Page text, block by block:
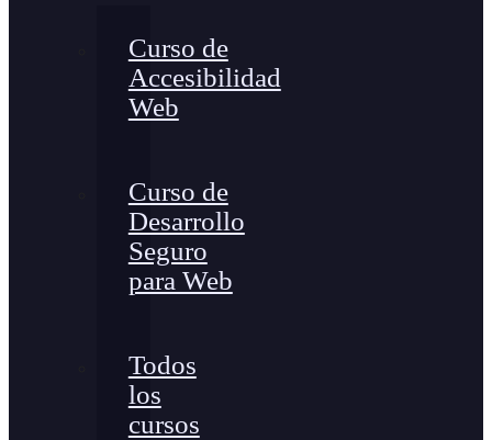
Curso de
Accesibilidad
Web
Curso de
Desarrollo
Seguro
para Web
Todos
los
cursos